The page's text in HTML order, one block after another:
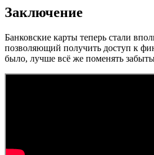
Заключение
Банковские карты теперь стали
позволяющий получить доступ к
было, лучше всё же поменять